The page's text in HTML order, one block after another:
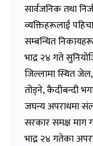
सार्वजनिक तथा
व्यक्तिहरूलाई
सम्बन्धित
भाद्र २४ गते
जिल्लामा स्थित
तोड्ने, कैदीबन्दी
जघन्य अपराधमा
सरकार समक्ष माग
भाद्र २४ गतेका